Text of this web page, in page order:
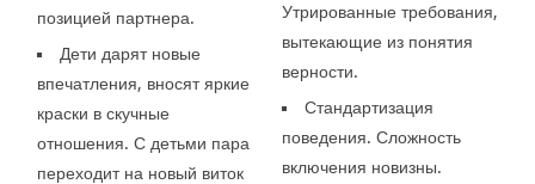
позицией партнера.
Дети дарят новые
впечатления, вносят яркие
краски в скучные
отношения. С детьми пара
переходит на новый виток
Утрированные требования,
вытекающие из понятия
верности.
Стандартизация
поведения. Сложность
включения новизны.